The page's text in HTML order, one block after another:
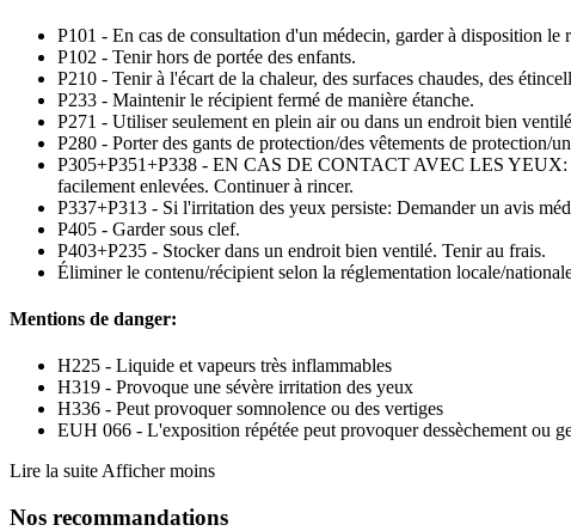
P101 - En cas de consultation d'un médecin, garder à disposition le
P102 - Tenir hors de portée des enfants.
P210 - Tenir à l'écart de la chaleur, des surfaces chaudes, des
P233 - Maintenir le récipient fermé de manière étanche.
P271 - Utiliser seulement en plein air ou dans un endroit bien
P280 - Porter des gants de protection/des vêtements de protection/
P305+P351+P338 - EN CAS DE CONTACT AVEC LES YEUX:
facilement enlevées. Continuer à rincer.
P337+P313 - Si l'irritation des yeux persiste: Demander un avis
P405 - Garder sous clef.
P403+P235 - Stocker dans un endroit bien ventilé. Tenir au frais.
Éliminer le contenu/récipient selon la réglementation locale/
Mentions de danger:
H225 - Liquide et vapeurs très inflammables
H319 - Provoque une sévère irritation des yeux
H336 - Peut provoquer somnolence ou des vertiges
EUH 066 - L'exposition répétée peut provoquer dessèchement ou
Lire la suite Afficher moins
Nos recommandations